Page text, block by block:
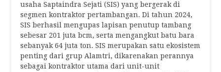
usaha Saptaindra Sejati (SIS) yang bergerak di
segmen kontraktor pertambangan. Di tahun 2024,
SIS berhasil mengupas lapisan penutup tambang
sebesar 201 juta bcm, serta mengangkut batu bara
sebanyak 64 juta ton. SIS merupakan satu ekosistem
penting dari grup Alamtri, dikarenakan perannya
sebagai kontraktor utama dari unit-unit